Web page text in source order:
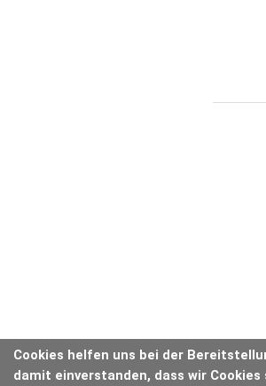
Cookies helfen uns bei der
damit einverstanden, dass wir Cookies